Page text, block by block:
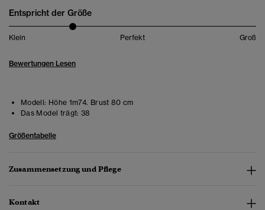
Entspricht der Größe
Klein Perfekt Groß
Bewertungen Lesen
Modell: Höhe 1m74. Brust 80 cm
Das Model trägt: 38
Größentabelle
Zusammensetzung und Pflege
Kontakt